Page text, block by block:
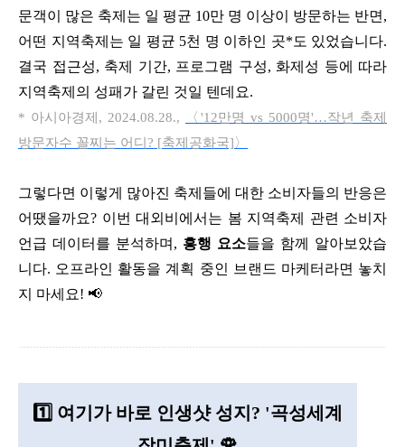
문객이 많은 축제는 일 평균 10만 명 이상이 방문하는 반면,
어떤 지역축제는 일 평균 5천 명 이하인 곳*도 있었습니다.
결국 접근성, 축제 기간, 프로그램 구성, 화제성 등에 따라
지역축제의 성패가 갈린 것일 텐데요.
* 아시아경제 , 2024.08.28., 〈'12만명 vs 5000명'…작년 축제
방문자수 꼴찌는 어디? [축제공화국]〉
그렇다면 이렇게 많아진 축제들에 대한 소비자들의 반응은
어땠을까요? 이번 대외비에서는 봄 지역축제 관련 소비자
언급 데이터를 분석하며 , 흥행 요소들을 함께 알아보았습
니다. 오프라인 활동을 계획 중인 브랜드 마케터라면 놓치
지 마세요! 📢
1️⃣ 여기가 바로 인생샷 성지? '곡성세계